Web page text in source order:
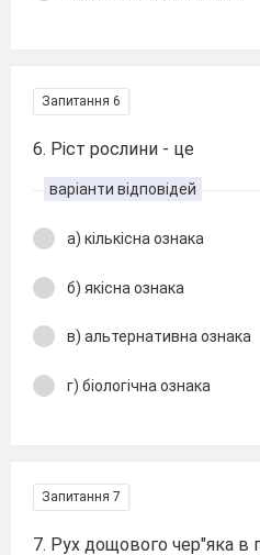
Запитання 6
6. Ріст рослини - це
варіанти відповідей
а) кількісна ознака
б) якісна ознака
в) альтернативна ознака
г) біологічна ознака
Запитання 7
7. Рух дощового чер"яка в